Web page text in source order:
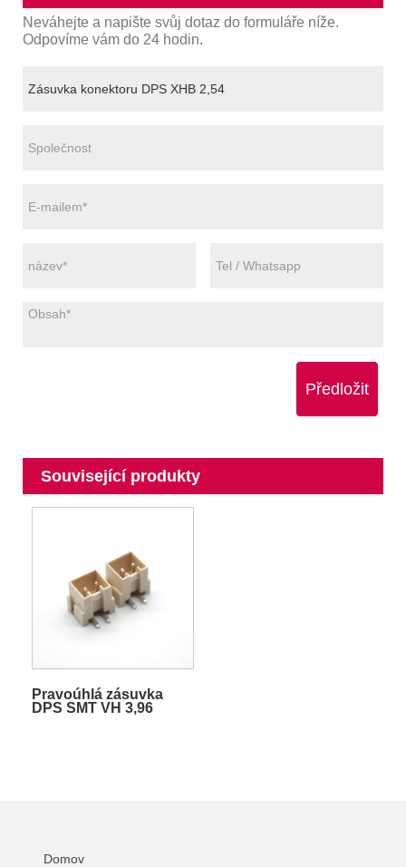
Neváhejte a napište svůj dotaz do formuláře níže.
Odpovíme vám do 24 hodin.
Předložit
Související produkty
Pravoúhlá zásuvka
DPS SMT VH 3,96
Domov